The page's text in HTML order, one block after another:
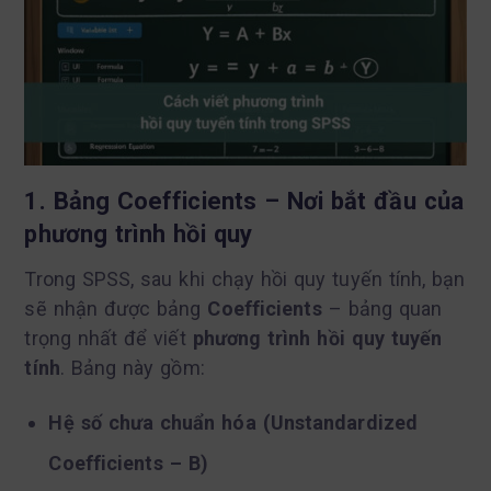
1. Bảng Coefficients – Nơi bắt đầu của
phương trình hồi quy
Trong SPSS, sau khi chạy hồi quy tuyến tính, bạn
sẽ nhận được bảng Coefficients – bảng quan
trọng nhất để viết phương trình hồi quy tuyến
tính. Bảng này gồm:
Hệ số chưa chuẩn hóa (Unstandardized
Coefficients – B)